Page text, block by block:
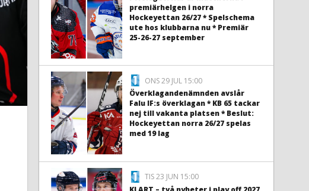
premiärhelgen i norra
Hockeyettan 26/27 * Spelschema
ute hos klubbarna nu * Premiär
25-26-27 september
ONS 29 JUL 15:00
Överklagandenämnden avslår
Falu IF:s överklagan * KB 65 tackar
nej till vakanta platsen * Beslut:
Hockeyettan norra 26/27 spelas
med 19 lag
TIS 23 JUN 15:00